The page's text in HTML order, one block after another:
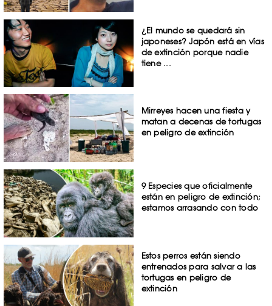
¿El mundo se quedará sin
japoneses? Japón está en vías
de extinción porque nadie
tiene ...
Mirreyes hacen una fiesta y
matan a decenas de tortugas
en peligro de extinción
9 Especies que oficialmente
están en peligro de extinción;
estamos arrasando con todo
Estos perros están siendo
entrenados para salvar a las
tortugas en peligro de
extinción